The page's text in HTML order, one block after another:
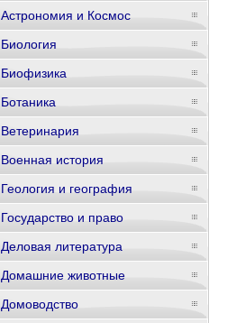
Астрономия и Космос
Биология
Биофизика
Ботаника
Ветеринария
Военная история
Геология и география
Государство и право
Деловая литература
Домашние животные
Домоводство